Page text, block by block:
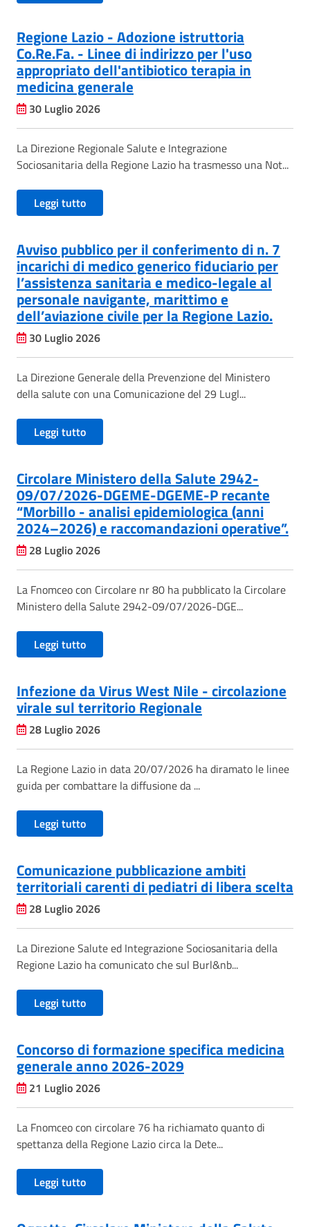
Regione Lazio - Adozione istruttoria
Co.Re.Fa. - Linee di indirizzo per l'uso
appropriato dell'antibiotico terapia in
medicina generale
30 Luglio 2026
La Direzione Regionale Salute e Integrazione
Sociosanitaria della Regione Lazio ha trasmesso una Not...
Leggi tutto
Avviso pubblico per il conferimento di n. 7
incarichi di medico generico fiduciario per
l’assistenza sanitaria e medico-legale al
personale navigante, marittimo e
dell’aviazione civile per la Regione Lazio.
30 Luglio 2026
La Direzione Generale della Prevenzione del Ministero
della salute con una Comunicazione del 29 Lugl...
Leggi tutto
Circolare Ministero della Salute 2942-
09/07/2026-DGEME-DGEME-P recante
“Morbillo - analisi epidemiologica (anni
2024–2026) e raccomandazioni operative”.
28 Luglio 2026
La Fnomceo con Circolare nr 80 ha pubblicato la Circolare
Ministero della Salute 2942-09/07/2026-DGE...
Leggi tutto
Infezione da Virus West Nile - circolazione
virale sul territorio Regionale
28 Luglio 2026
La Regione Lazio in data 20/07/2026 ha diramato le linee
guida per combattare la diffusione da ...
Leggi tutto
Comunicazione pubblicazione ambiti
territoriali carenti di pediatri di libera scelta
28 Luglio 2026
La Direzione Salute ed Integrazione Sociosanitaria della
Regione Lazio ha comunicato che sul Burl&nb...
Leggi tutto
Concorso di formazione specifica medicina
generale anno 2026-2029
21 Luglio 2026
La Fnomceo con circolare 76 ha richiamato quanto di
spettanza della Regione Lazio circa la Dete...
Leggi tutto